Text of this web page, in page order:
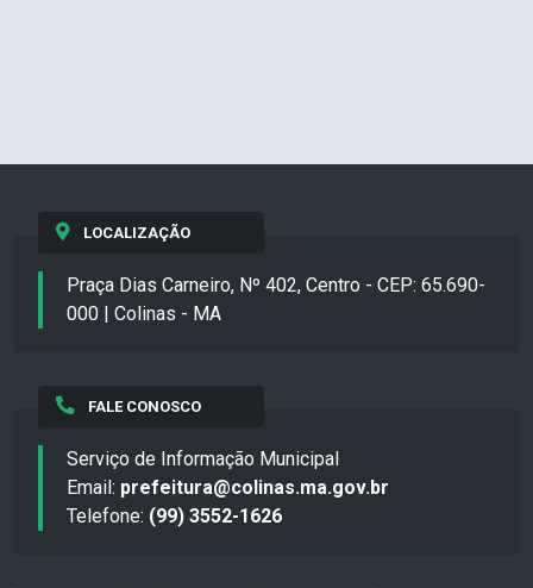
LOCALIZAÇÃO
Praça Dias Carneiro, Nº 402, Centro - CEP: 65.690-
000 | Colinas - MA
FALE CONOSCO
Serviço de Informação Municipal
Email: prefeitura@colinas.ma.gov.br
Telefone: (99) 3552-1626